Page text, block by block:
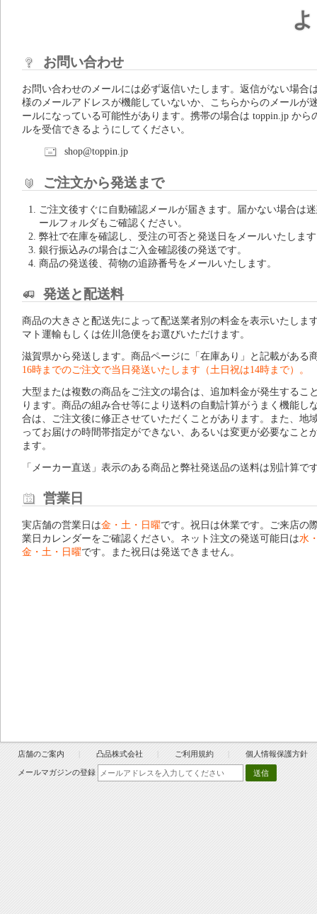
お問い合わせ
お問い合わせのメールには必ず返信いたします。返信がない場合
様のメールアドレスが機能していないか、こちらからのメールが
ールになっている可能性があります。携帯の場合は toppin.jp から
ルを受信できるようにしてください。
shop@toppin.jp
ご注文から発送まで
ご注文後すぐに自動確認メールが届きます。届かない場合は
ールフォルダもご確認ください。
弊社で在庫を確認し、受注の可否と発送日をメールいたしま
銀行振込みの場合はご入金確認後の発送です。
商品の発送後、荷物の追跡番号をメールいたします。
発送と配送料
商品の大きさと配送先によって配送業者別の料金を表示いたしま
マト運輸もしくは佐川急便をお選びいただけます。
滋賀県から発送します。商品ページに「在庫あり」と記載がある
16時までのご注文で当日発送いたします（土日祝は14時まで）。
大型または複数の商品をご注文の場合は、追加料金が発生するこ
ります。商品の組み合せ等により送料の自動計算がうまく機能し
合は、ご注文後に修正させていただくことがあります。また、地
ってお届けの時間帯指定ができない、あるいは変更が必要なこと
ます。
「メーカー直送」表示のある商品と弊社発送品の送料は別計算で
営業日
実店舗の営業日は金・土・日曜です。祝日は休業です。ご来店の
業日カレンダーをご確認ください。ネット注文の発送可能日は水
金・土・日曜です。また祝日は発送できません。
店舗のご案内 凸品株式会社 ご利用規約 個人情報保護方針
メールマガジンの登録 送信